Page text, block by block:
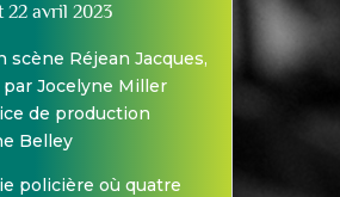
22 avril 2023
scène Réjean Jacques,
Jocelyne Miller
de production
Belley
policière où quatre